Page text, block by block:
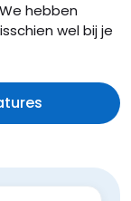
hebben
wel bij je